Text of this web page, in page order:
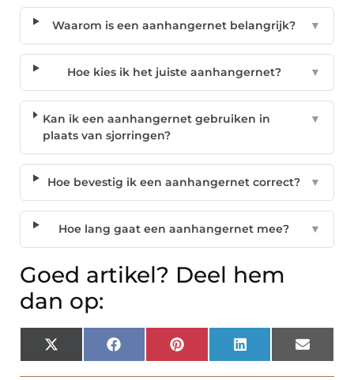
Waarom is een aanhangernet belangrijk? ▼
Hoe kies ik het juiste aanhangernet? ▼
Kan ik een aanhangernet gebruiken in
plaats van sjorringen?
▼
Hoe bevestig ik een aanhangernet correct? ▼
Hoe lang gaat een aanhangernet mee? ▼
Goed artikel? Deel hem
dan op:
X
(Twitter)
Facebook Pinterest LinkedIn Email